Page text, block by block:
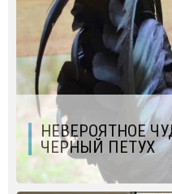
НЕВЕРОЯТНОЕ
ЧЕРНЫЙ ПЕТУХ